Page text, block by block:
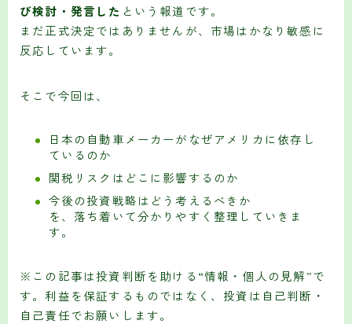
び検討・発言した という報道です。
まだ正式決定ではありませんが、市場はかなり敏感に
反応しています。
そこで今回は、
日本の自動車メーカーがなぜアメリカに依存し
ているのか
関税リスクはどこに影響するのか
今後の投資戦略はどう考えるべきか
を、落ち着いて分かりやすく整理していきま
す。
※この記事は投資判断を助ける“情報・個人の見解”で
す。利益を保証するものではなく、投資は自己判断・
自己責任でお願いします。